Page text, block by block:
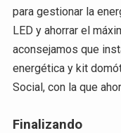
para gestionar la
LED y ahorrar el
aconsejamos que
energética y kit
Social, con la que
Finalizando